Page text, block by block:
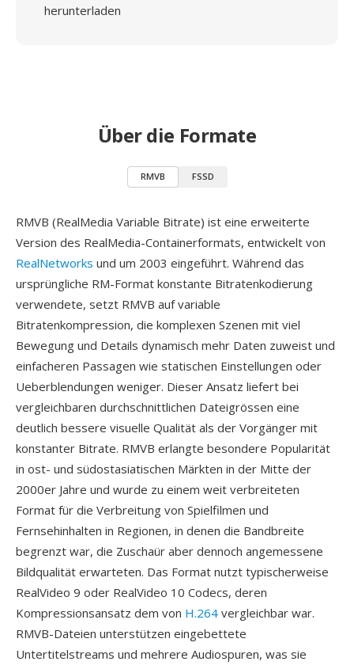
herunterladen
Über die Formate
RMVB FSSD
RMVB (RealMedia Variable Bitrate) ist eine erweiterte
Version des RealMedia-Containerformats, entwickelt von
RealNetworks und um 2003 eingeführt. Während das
ursprüngliche RM-Format konstante Bitratenkodierung
verwendete, setzt RMVB auf variable
Bitratenkompression, die komplexen Szenen mit viel
Bewegung und Details dynamisch mehr Daten zuweist und
einfacheren Passagen wie statischen Einstellungen oder
Ueberblendungen weniger. Dieser Ansatz liefert bei
vergleichbaren durchschnittlichen Dateigrössen eine
deutlich bessere visuelle Qualität als der Vorgänger mit
konstanter Bitrate. RMVB erlangte besondere Popularität
in ost- und südostasiatischen Märkten in der Mitte der
2000er Jahre und wurde zu einem weit verbreiteten
Format für die Verbreitung von Spielfilmen und
Fernsehinhalten in Regionen, in denen die Bandbreite
begrenzt war, die Zuschaür aber dennoch angemessene
Bildqualität erwarteten. Das Format nutzt typischerweise
RealVideo 9 oder RealVideo 10 Codecs, deren
Kompressionsansatz dem von H.264 vergleichbar war.
RMVB-Dateien unterstützen eingebettete
Untertitelstreams und mehrere Audiospuren, was sie